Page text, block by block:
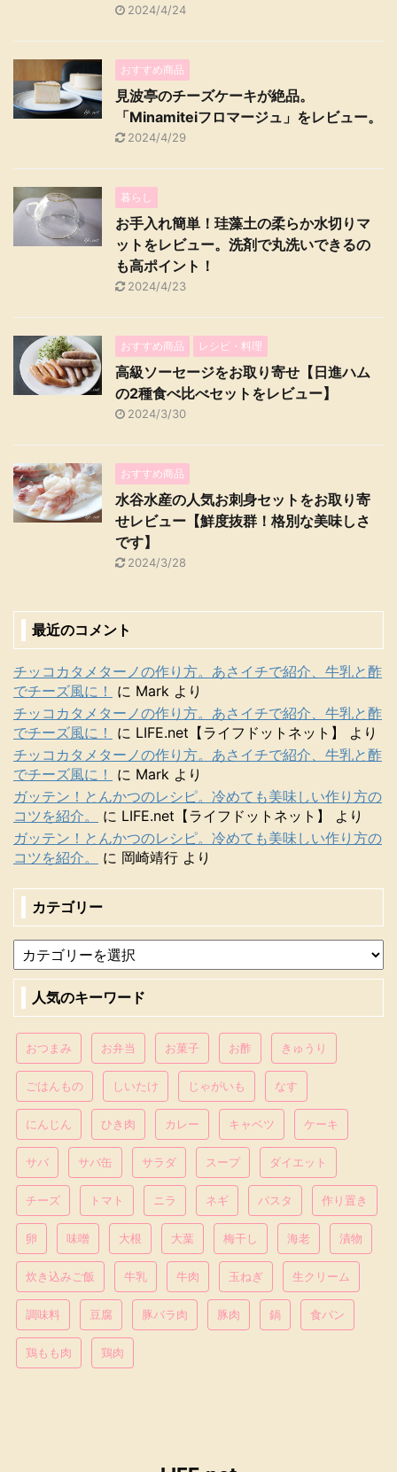
2024/4/24
おすすめ商品
見波亭のチーズケーキが絶品。
「Minamiteiフロマージュ」をレビュー。
2024/4/29
暮らし
お手入れ簡単！珪藻土の柔らか水切りマ
ットをレビュー。洗剤で丸洗いできるの
も高ポイント！
2024/4/23
おすすめ商品 レシピ・料理
高級ソーセージをお取り寄せ【日進ハム
の2種食べ比べセットをレビュー】
2024/3/30
おすすめ商品
水谷水産の人気お刺身セットをお取り寄
せレビュー【鮮度抜群！格別な美味しさ
です】
2024/3/28
最近のコメント
チッコカタメターノの作り方。あさイチで紹介、牛乳と酢
でチーズ風に！
に Mark より
チッコカタメターノの作り方。あさイチで紹介、牛乳と酢
でチーズ風に！
に LIFE.net【ライフドットネット】
より
チッコカタメターノの作り方。あさイチで紹介、牛乳と酢
でチーズ風に！
に Mark より
ガッテン！とんかつのレシピ。冷めても美味しい作り方の
コツを紹介。
に LIFE.net【ライフドットネット】
より
ガッテン！とんかつのレシピ。冷めても美味しい作り方の
コツを紹介。
に 岡崎靖行 より
カテゴリー
人気のキーワード
おつまみ お弁当 お菓子 お酢 きゅうり
ごはんもの しいたけ じゃがいも なす
にんじん ひき肉 カレー キャベツ ケーキ
サバ サバ缶 サラダ スープ ダイエット
チーズ トマト ニラ ネギ パスタ 作り置き
卵 味噌 大根 大葉 梅干し 海老 漬物
炊き込みご飯 牛乳 牛肉 玉ねぎ 生クリーム
調味料 豆腐 豚バラ肉 豚肉 鍋 食パン
鶏もも肉 鶏肉